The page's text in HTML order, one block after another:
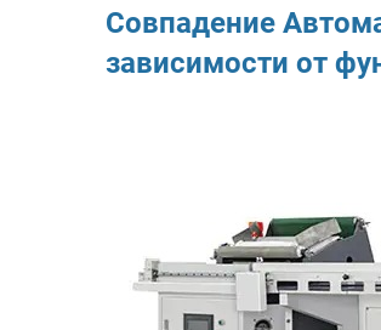
Совпадение
зависимости от